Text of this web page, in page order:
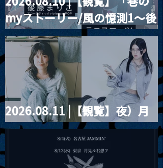
myストーリー/風の憶測1～後
藤まりこアコースティック
violence POPとテニスコー
ツ」
2026.08.11 |【観覧】夜）月
見ル君想フpre. Sugar Shock